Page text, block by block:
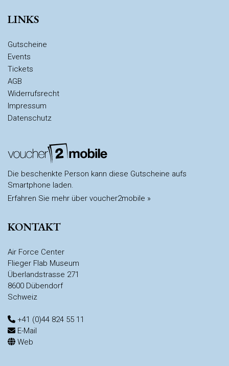
LINKS
Gutscheine
Events
Tickets
AGB
Widerrufsrecht
Impressum
Datenschutz
Die beschenkte Person kann diese Gutscheine aufs
Smartphone laden.
Erfahren Sie mehr über voucher2mobile »
KONTAKT
Air Force Center
Flieger Flab Museum
Überlandstrasse 271
8600 Dübendorf
Schweiz
+41 (0)44 824 55 11
E-Mail
Web